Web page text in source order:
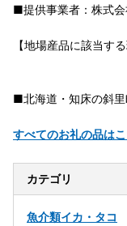
■提供事業者：株式
【地場産品に該当する
■北海道・知床の斜
すべてのお礼の品は
カテゴリ
魚介類イカ・タコ